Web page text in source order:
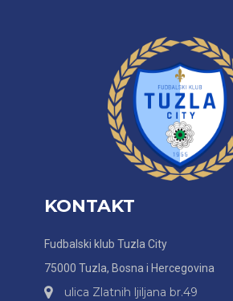
KONTAKT
Fudbalski klub Tuzla City
75000 Tuzla, Bosna i Hercegovina
ulica Zlatnih ljiljana br.49